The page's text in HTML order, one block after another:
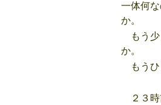
一体何
か。
もう少
か。
もうひ
２３時